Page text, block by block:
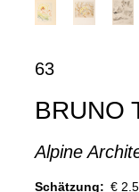
63
BRUNO
Alpine
Schätzung: €